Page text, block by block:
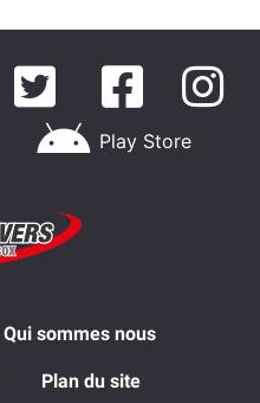
Play Store
Qui sommes nous
Plan du site